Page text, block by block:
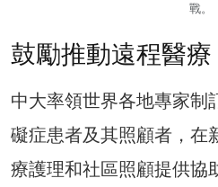
戰。
鼓勵推動遠程醫
中大率領世界各地專家制
礙症患者及其照顧者，在
療護理和社區照顧提供協